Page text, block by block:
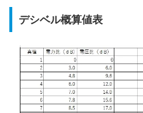
デシベル概算値表